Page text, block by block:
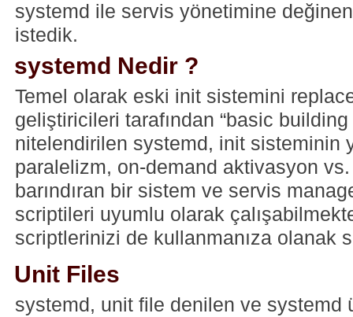
systemd ile servis yönetimine
istedik.
systemd Nedir ?
Temel olarak eski init sistemini
geliştiricileri tarafından “basic
nitelendirilen systemd, init sisteminin
paralelizm, on-demand aktivasyon
barındıran bir sistem ve servis
scriptileri uyumlu olarak
scriptlerinizi de kullanmanıza olanak
Unit Files
systemd, unit file denilen ve systemd